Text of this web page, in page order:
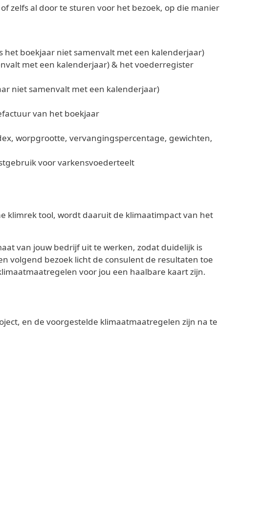
zelfs al door te sturen voor het bezoek, op die manier
het boekjaar niet samenvalt met een kalenderjaar)
met een kalenderjaar) & het voederregister
niet samenvalt met een kalenderjaar)
van het boekjaar
worpgrootte, vervangingspercentage, gewichten,
voor varkensvoederteelt
klimrek tool, wordt daaruit de klimaatimpact van het
van jouw bedrijf uit te werken, zodat duidelijk is
volgend bezoek licht de consulent de resultaten toe
voor jou een haalbare kaart zijn.
en de voorgestelde klimaatmaatregelen zijn na te